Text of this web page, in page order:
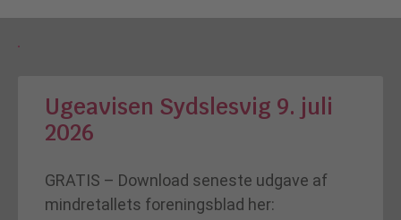
Ugeavisen Sydslesvig 9. juli
2026
GRATIS – Download seneste udgave af
mindretallets foreningsblad her: